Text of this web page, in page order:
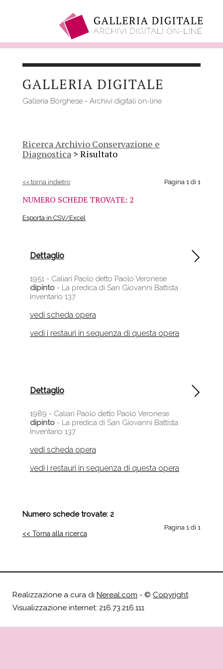
contenutoGALLERIA DIGITALE
Galleria Borghese - Archivi digitali on-line
Ricerca Archivio Conservazione e
Diagnostica> Risultato
<< torna indietro Pagina 1 di 1
NUMERO SCHEDE TROVATE: 2
Esporta in CSV/Excel
Dettaglio
1951 - Caliari Paolo detto Paolo Veronese
dipinto- La predica di San Giovanni Battista
Inventario 137
vedi scheda opera
vedi i restauri in sequenza di questa opera
Dettaglio
1989 - Caliari Paolo detto Paolo Veronese
dipinto- La predica di San Giovanni Battista
Inventario 137
vedi scheda opera
vedi i restauri in sequenza di questa opera
Numero schede trovate: 2
Pagina 1 di 1
<< Torna alla ricerca
Realizzazione a cura di Nereal.com - © Copyright
Visualizzazione internet: 216.73.216.111